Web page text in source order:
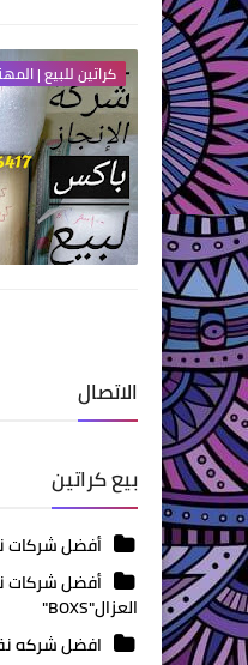
كراتين للبيع |
الاتصال
بيع كراتين
أفضل شركات
أفضل شركات
العزال"BOXS"
افضل شركه